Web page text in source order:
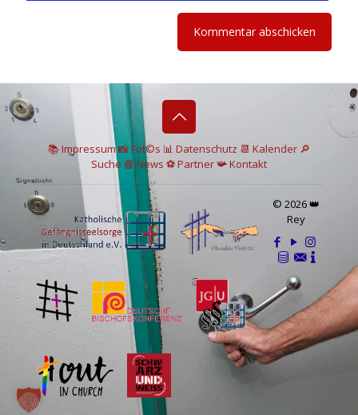
📚 Impressum📸Fot©s 📊 Datenschutz 📆 Kalender 🔎
Suche 📘 News ⚽Partner📯Kontakt
© 2026 👑
Rey